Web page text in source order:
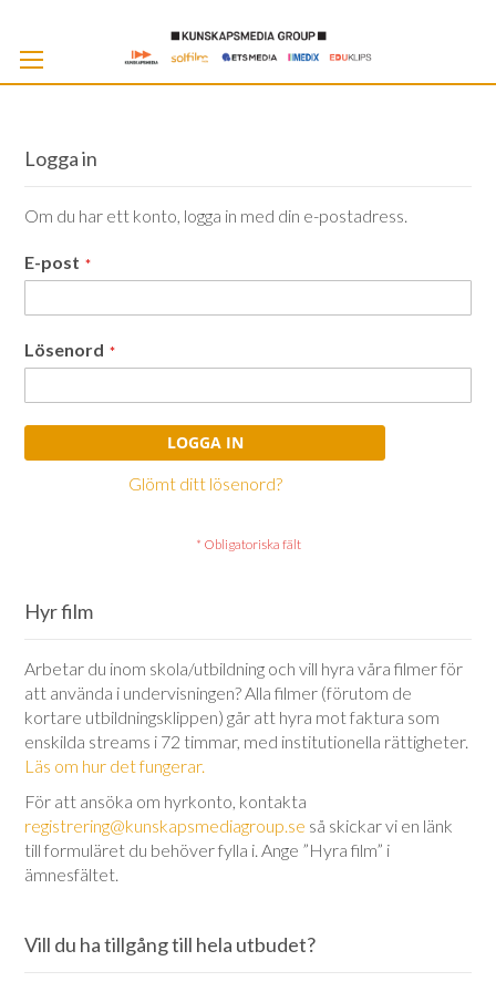
Logga in
Om du har ett konto, logga in med din e-postadress.
E-post
Lösenord
LOGGA IN
Glömt ditt lösenord?
Hyr film
Arbetar du inom skola/utbildning och vill hyra våra filmer för
att använda i undervisningen? Alla filmer (förutom de
kortare utbildningsklippen) går att hyra mot faktura som
enskilda streams i 72 timmar, med institutionella rättigheter.
Läs om hur det fungerar.
För att ansöka om hyrkonto, kontakta
registrering@kunskapsmediagroup.se så skickar vi en länk
till formuläret du behöver fylla i. Ange ”Hyra film” i
ämnesfältet.
Vill du ha tillgång till hela utbudet?